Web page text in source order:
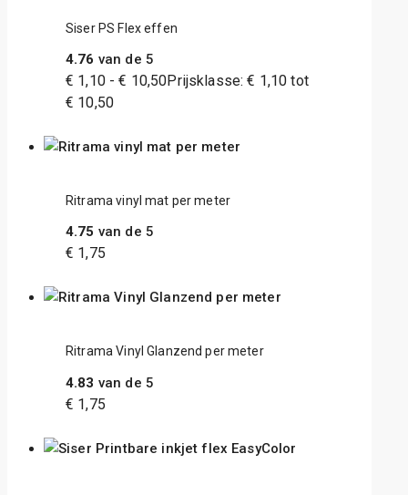
Siser PS Flex effen
4.76 van de 5
€ 1,10 - € 10,50Prijsklasse: € 1,10 tot
€ 10,50
Ritrama vinyl mat per meter
4.75 van de 5
€ 1,75
Ritrama Vinyl Glanzend per meter
4.83 van de 5
€ 1,75